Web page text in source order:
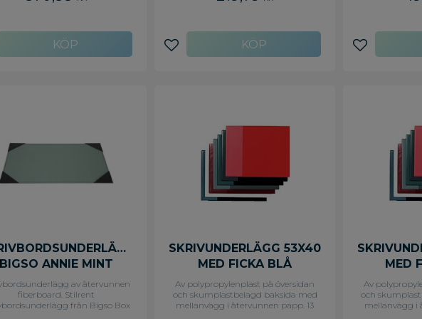
till i favoriter Lägg till i favoriter Lägg till i
BIGSO ANNIE MINT
av återvunnen
fiberboard. Stilrent
från Bigso Box
SKRIVUNDERLÄGG 53X40
MED FICKA BLÅ
Av polypropylenplast på översidan
och skumplastbelagd baksida med
mellanvägg i återvunnen papp. 13
MED
Av
och
mellanvägg i